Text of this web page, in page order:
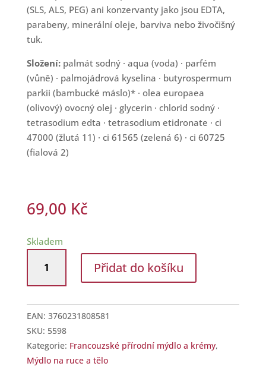
(SLS, ALS, PEG) ani konzervanty jako jsou EDTA,
parabeny, minerální oleje, barviva nebo živočišný
tuk.
Složení: palmát sodný · aqua (voda) · parfém
(vůně) · palmojádrová kyselina · butyrospermum
parkii (bambucké máslo)* · olea europaea
(olivový) ovocný olej · glycerin · chlorid sodný ·
tetrasodium edta · tetrasodium etidronate · ci
47000 (žlutá 11) · ci 61565 (zelená 6) · ci 60725
(fialová 2)
69,00 Kč
Skladem
mýdlo
g
růže
pudrová
množství
Přidat do košíku
EAN: 3760231808581
SKU: 5598
Kategorie: Francouzské přírodní mýdlo a krémy,
Mýdlo na ruce a tělo